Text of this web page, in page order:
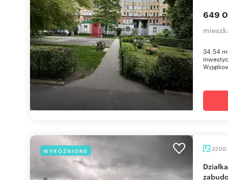
649
34,54
WYRÓŻNIONE 3200
Działka budowlana 3200 m² z warunkami